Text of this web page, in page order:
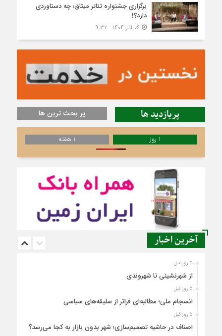
برگزاری جشنواره تئاتر میثاق؛ چه دستاوردی
دارد؟!
۰۶ آذر ۱۴۰۴ - ۹:۳۲
پربازدید ها پر بحث ترین ها
1 روز 1 هفته
آخرین اخبار
5 روز قبل
از شهرنشینی تا شهروندی
5 روز قبل
انسجام ملی؛ مطالبه‌ای فراتر از سلیقه‌های سیاسی
5 روز قبل
اصناف در حاشیه تصمیم‌سازی؛ شهر بدون بازار به کجا می‌رسد؟